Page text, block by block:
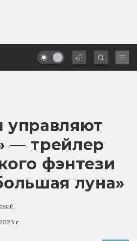
управляют
— трейлер
фэнтези
луна»
г.